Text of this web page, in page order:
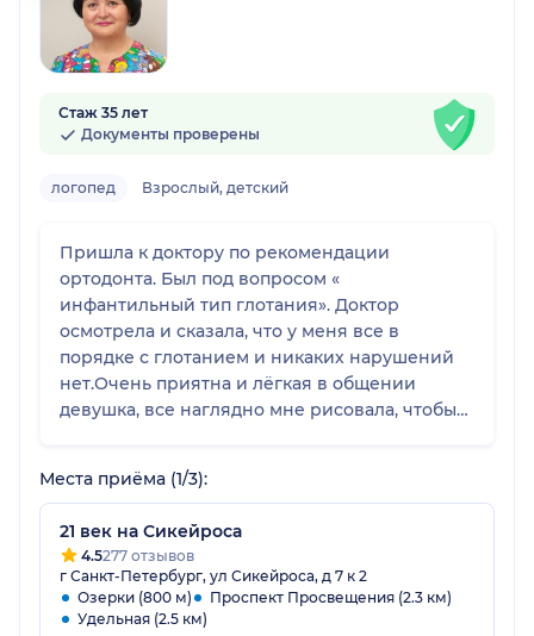
Стаж 35 лет
Документы проверены
логопед Взрослый, детский
Пришла к доктору по рекомендации
ортодонта. Был под вопросом «
инфантильный тип глотания». Доктор
осмотрела и сказала, что у меня все в
порядке с глотанием и никаких нарушений
нет.Очень приятна и лёгкая в общении
девушка, все наглядно мне рисовала, чтобы
если это потребуется. Спасибо🙏
Места приёма (1/3):
21 век на Сикейроса
4.5277 отзывов
г Санкт-Петербург, ул Сикейроса, д 7 к 2
Озерки (800 м)
Проспект Просвещения (2.3 км)
Удельная (2.5 км)